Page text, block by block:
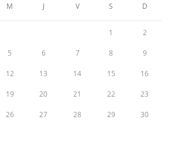
M J V S D
1 2
5 6 7 8 9
12 13 14 15 16
19 20 21 22 23
26 27 28 29 30